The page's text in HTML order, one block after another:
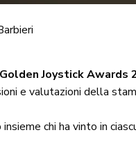
Golden Joystick Awards
e valutazioni della
chi ha vinto in